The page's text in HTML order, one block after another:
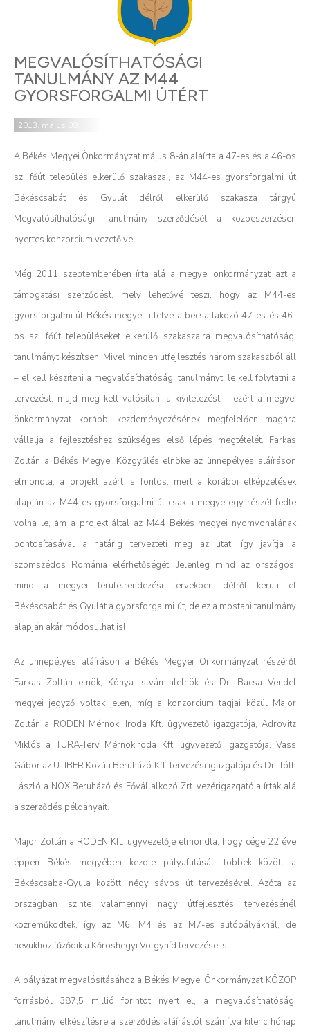
MEGVALÓSÍTHATÓSÁGI
TANULMÁNY AZ M44
GYORSFORGALMI ÚTÉRT
2013. május 09.
A Békés Megyei Önkormányzat május 8-án aláírta a 47-es és a 46-os
sz. főút település elkerülő szakaszai, az M44-es gyorsforgalmi út
Békéscsabát és Gyulát délről elkerülő szakasza tárgyú
Megvalósíthatósági Tanulmány szerződését a közbeszerzésen
nyertes konzorcium vezetőivel.
Még 2011 szeptemberében írta alá a megyei önkormányzat azt a
támogatási szerződést, mely lehetővé teszi, hogy az M44-es
gyorsforgalmi út Békés megyei, illetve a becsatlakozó 47-es és 46-
os sz. főút településeket elkerülő szakaszaira megvalósíthatósági
tanulmányt készítsen. Mivel minden útfejlesztés három szakaszból áll
– el kell készíteni a megvalósíthatósági tanulmányt, le kell folytatni a
tervezést, majd meg kell valósítani a kivitelezést – ezért a megyei
önkormányzat korábbi kezdeményezésének megfelelően magára
vállalja a fejlesztéshez szükséges első lépés megtételét. Farkas
Zoltán a Békés Megyei Közgyűlés elnöke az ünnepélyes aláíráson
elmondta, a projekt azért is fontos, mert a korábbi elképzelések
alapján az M44-es gyorsforgalmi út csak a megye egy részét fedte
volna le, ám a projekt által az M44 Békés megyei nyomvonalának
pontosításával a határig tervezteti meg az utat, így javítja a
szomszédos Románia elérhetőségét. Jelenleg mind az országos,
mind a megyei területrendezési tervekben délről kerüli el
Békéscsabát és Gyulát a gyorsforgalmi út, de ez a mostani tanulmány
alapján akár módosulhat is!
Az ünnepélyes aláíráson a Békés Megyei Önkormányzat részéről
Farkas Zoltán elnök, Kónya István alelnök és Dr. Bacsa Vendel
megyei jegyző voltak jelen, míg a konzorcium tagjai közül Major
Zoltán a RODEN Mérnöki Iroda Kft. ügyvezető igazgatója, Adrovitz
Miklós a TURA-Terv Mérnökiroda Kft. ügyvezető igazgatója, Vass
Gábor az UTIBER Közúti Beruházó Kft. tervezési igazgatója és Dr. Tóth
László a NOX Beruházó és Fővállalkozó Zrt. vezérigazgatója írták alá
a szerződés példányait.
Major Zoltán a RODEN Kft. ügyvezetője elmondta, hogy cége 22 éve
éppen Békés megyében kezdte pályafutását, többek között a
Békéscsaba-Gyula közötti négy sávos út tervezésével. Azóta az
országban szinte valamennyi nagy útfejlesztés tervezésénél
közreműködtek, így az M6, M4 és az M7-es autópályáknál, de
nevükhöz fűződik a Kőröshegyi Völgyhíd tervezése is.
A pályázat megvalósításához a Békés Megyei Önkormányzat KÖZOP
forrásból 387,5 millió forintot nyert el, a megvalósíthatósági
tanulmány elkészítésre a szerződés aláírástól számítva kilenc hónap